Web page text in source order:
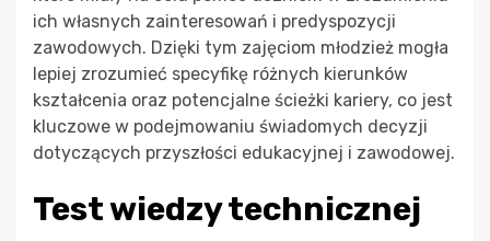
ich własnych zainteresowań i predyspozycji
zawodowych. Dzięki tym zajęciom młodzież mogła
lepiej zrozumieć specyfikę różnych kierunków
kształcenia oraz potencjalne ścieżki kariery, co jest
kluczowe w podejmowaniu świadomych decyzji
dotyczących przyszłości edukacyjnej i zawodowej.
Test wiedzy technicznej